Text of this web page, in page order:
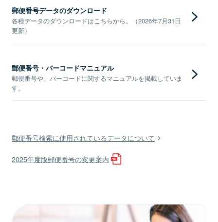
郵便番号データのダウンロード
各種データのダウンロードはこちらから。（2026年7月31日
更新）
郵便番号・バーコードマニュアル
郵便番号や、バーコードに関するマニュアルを掲載していま
す。
郵便番号検索に使用されているデータについて
2025年度版郵便番号の変更案内